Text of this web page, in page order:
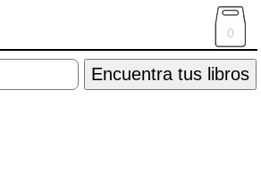
0
Encuentra tus libros